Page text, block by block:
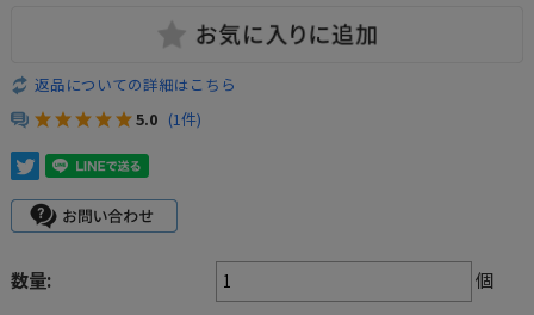
返品についての詳細はこちら
5.0 (1件)
数量: 個